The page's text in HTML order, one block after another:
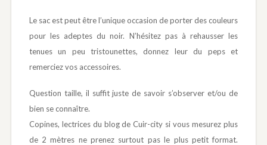
Le sac est peut être l’unique occasion de porter des couleurs
pour les adeptes du noir. N’hésitez pas à rehausser les
tenues un peu tristounettes, donnez leur du peps et
remerciez vos accessoires.
Question taille, il suffit juste de savoir s’observer et/ou de
bien se connaître.
Copines, lectrices du blog de Cuir-city si vous mesurez plus
de 2 mètres ne prenez surtout pas le plus petit format.